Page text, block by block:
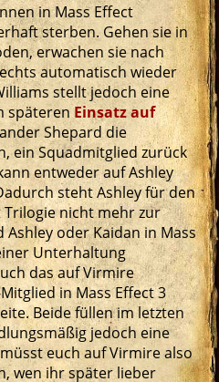
in Mass Effect
sterben. Gehen sie in
erwachen sie nach
automatisch wieder
stellt jedoch eine
späterenEinsatz auf
Shepard die
ein Squadmitglied zurück
entweder auf Ashley
steht Ashley für den
Trilogie nicht mehr zur
oder Kaidan in Mass
Unterhaltung
das auf Virmire
in Mass Effect 3
Beide füllen im letzten
jedoch eine
euch auf Virmire also
wen ihr später lieber